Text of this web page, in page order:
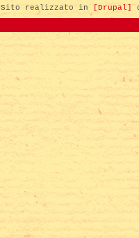
Sito realizzato in
[Drupal]